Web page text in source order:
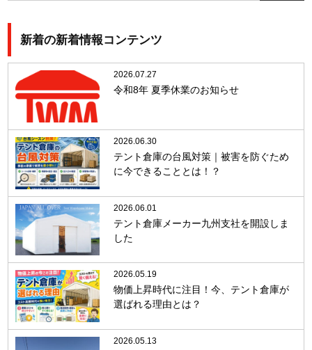
新着の新着情報コンテンツ
2026.07.27
令和8年 夏季休業のお知らせ
2026.06.30
テント倉庫の台風対策｜被害を防ぐため
に今できることとは！？
2026.06.01
テント倉庫メーカー九州支社を開設しま
した
2026.05.19
物価上昇時代に注目！今、テント倉庫が
選ばれる理由とは？
2026.05.13